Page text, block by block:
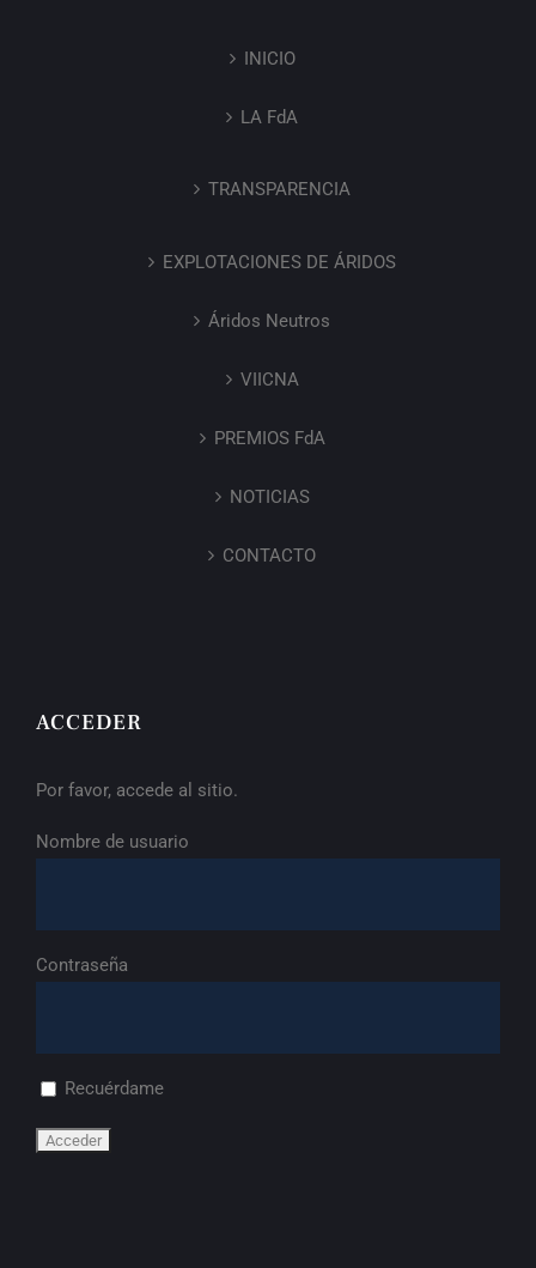
INICIO
LA FdA
TRANSPARENCIA
EXPLOTACIONES DE ÁRIDOS
Áridos Neutros
VIICNA
PREMIOS FdA
NOTICIAS
CONTACTO
ACCEDER
Por favor, accede al sitio.
Nombre de usuario
Contraseña
Recuérdame